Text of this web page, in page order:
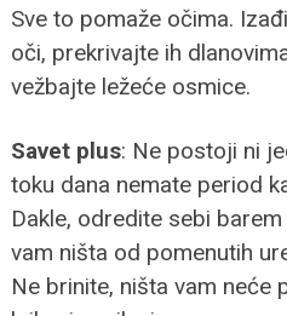
Sve to pomaže očima.
oči, prekrivajte ih
vežbajte ležeće osmice.
Savet plus: Ne postoji ni
toku dana nemate period
Dakle, odredite sebi
vam ništa od pomenutih
Ne brinite, ništa vam neće